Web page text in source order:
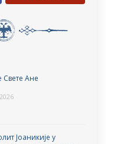
Свете Ане
Јоаникије у